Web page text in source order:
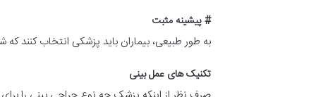
# پیشینه مثبت
به طور طبیعی، بیماران باید پزشکی انتخاب کنند
تکنیک های عمل بینی